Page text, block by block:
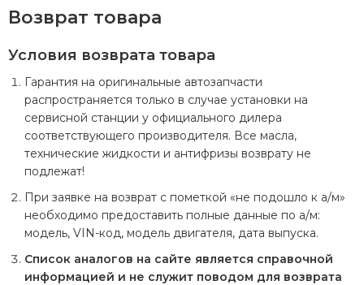
Возврат товара
Условия возврата товара
Гарантия на оригинальные автозапчасти
распространяется только в случае установки на
сервисной станции у официального дилера
соответствующего производителя. Все масла,
технические жидкости и антифризы возврату не
подлежат!
При заявке на возврат с пометкой «не подошло к а/м»
необходимо предоставить полные данные по а/м:
модель, VIN-код, модель двигателя, дата выпуска.
Список аналогов на сайте является справочной
информацией и не служит поводом для возврата
Срок гарантии начинает исчисляться заново после
ненадлежащего оказания Подрядчиком услуг.